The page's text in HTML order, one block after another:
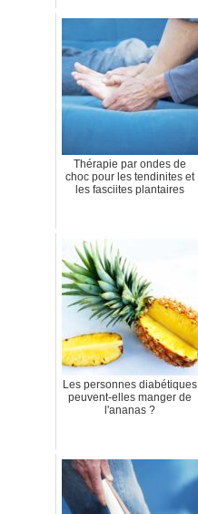
Thérapie par ondes de
choc pour les tendinites et
les fasciites plantaires
Les personnes diabétiques
peuvent-elles manger de
l'ananas ?